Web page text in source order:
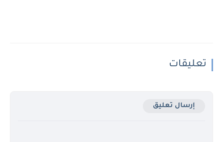
تعليقات
إرسال تعليق